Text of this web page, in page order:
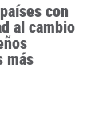
con
al cambio
más